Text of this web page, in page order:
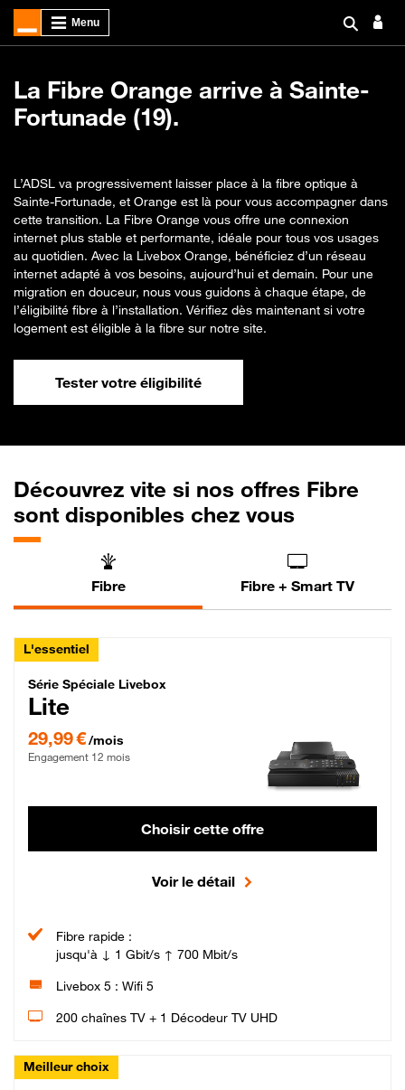
La Fibre Orange arrive à Sainte-
Fortunade (19).
L’ADSL va progressivement laisser place à la fibre optique à
Sainte-Fortunade, et Orange est là pour vous accompagner dans
cette transition. La Fibre Orange vous offre une connexion
internet plus stable et performante, idéale pour tous vos usages
au quotidien. Avec la Livebox Orange, bénéficiez d’un réseau
internet adapté à vos besoins, aujourd’hui et demain. Pour une
migration en douceur, nous vous guidons à chaque étape, de
l’éligibilité fibre à l’installation. Vérifiez dès maintenant si votre
logement est éligible à la fibre sur notre site.
Tester votre éligibilité
Découvrez vite si nos offres Fibre
sont disponibles chez vous
Fibre Fibre + Smart TV
L'essentiel
Série Spéciale Livebox Lite Fibre
Série Spéciale Livebox
Lite
29,99 €/mois
Engagement 12 mois
Choisir cette offre
Voir le détail
Fibre rapide :
jusqu'à ↓ 1 Gbit/s ↑ 700 Mbit/s
Livebox 5 : Wifi 5
200 chaînes TV + 1 Décodeur TV UHD
Meilleur choix